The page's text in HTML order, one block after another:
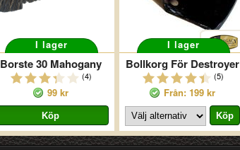
I lager
Borste 30 Mahogany
(4)
99 kr
I lager
Bollkorg För Destroyer
(5)
Från: 199 kr